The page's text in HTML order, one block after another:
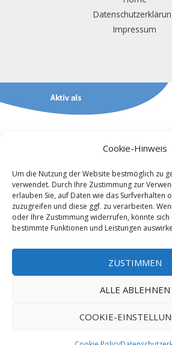
Cookie-Hinweis
Um die Nutzung der Website bestmöglich zu
verwendet. Durch Ihre Zustimmung zur
erlauben Sie, auf Daten wie das Surfverhalten
zuzugreifen und diese ggf. zu verarbeiten.
oder Ihre Zustimmung widerrufen, könnte sich
bestimmte Funktionen und Leistungen
ZUSTIMMEN
ALLE ABLEHNEN
COOKIE-
Impressum